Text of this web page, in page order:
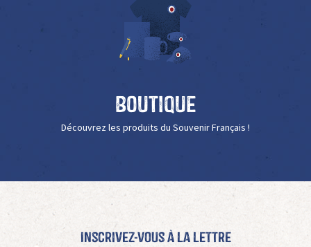
Boutique
Découvrez les produits du Souvenir Français !
Inscrivez-vous à La Lettre